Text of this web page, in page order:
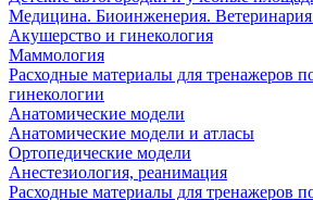
Медицина. Биоинженерия.
Акушерство и гинекология
Маммология
Расходные материалы для тренажеров
гинекологии
Анатомические модели
Анатомические модели и атласы
Ортопедические модели
Анестезиология, реанимация
Расходные материалы для тренажеров